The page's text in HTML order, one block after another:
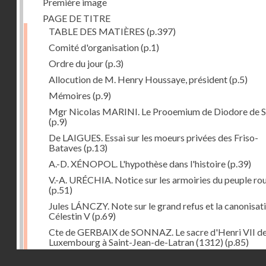
PAGE DE TITRE
TABLE DES MATIÈRES (p.397)
Comité d'organisation(p.1)
Ordre du jour(p.3)
Allocution de M. Henry Houssaye, président(p.5)
Mémoires (p.9)
Mgr Nicolas MARINI. Le Prooemium de Diodore de
(p.9)
De LAIGUES. Essai sur les moeurs privées des Friso-
Bataves (p.13)
A.-D. XÉNOPOL. L'hypothèse dans l'histoire(p.39)
V.-A. URÉCHIA. Notice sur les armoiries du peuple
(p.51)
Jules LÁNCZY. Note sur le grand refus et la
Célestin V(p.69)
Cte de GERBAIX de SONNAZ. Le sacre d'Henri VII
Luxembourg à Saint-Jean-de-Latran (1312) (p.85)